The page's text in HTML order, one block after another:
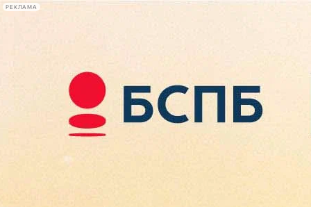
РЕКЛАМА
Сегодня:
2026.08.10
11:36
Афиша Plus